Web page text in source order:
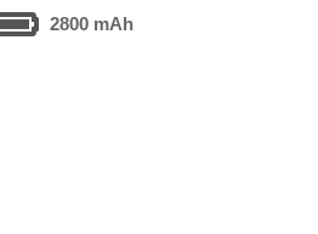
2800 mAh